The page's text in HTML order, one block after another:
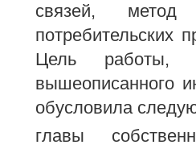
связей, метод
потребительских
Цель работы,
вышеописанного
обусловила
главы